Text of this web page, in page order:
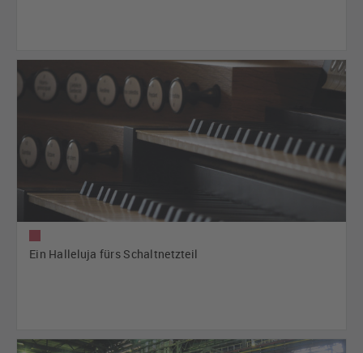
Ein Halleluja fürs Schaltnetzteil